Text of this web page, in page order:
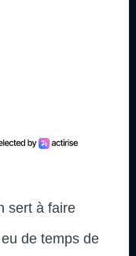
sert à faire
de temps de